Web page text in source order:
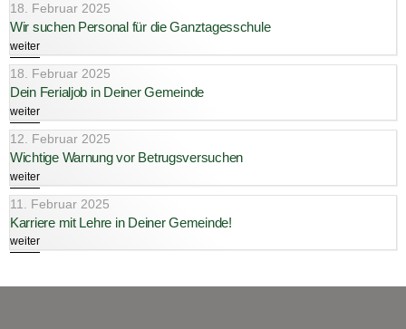
18. Februar 2025
Wir suchen Personal für die Ganztagesschule
weiter
18. Februar 2025
Dein Ferialjob in Deiner Gemeinde
weiter
12. Februar 2025
Wichtige Warnung vor Betrugsversuchen
weiter
11. Februar 2025
Karriere mit Lehre in Deiner Gemeinde!
weiter